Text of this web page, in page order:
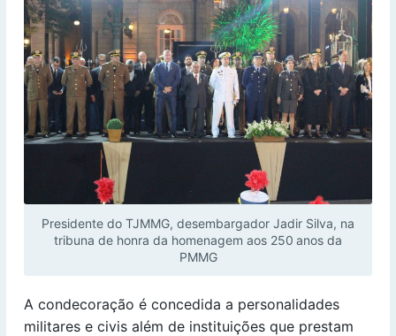
Presidente do TJMMG, desembargador Jadir Silva, na
tribuna de honra da homenagem aos 250 anos da
PMMG
A condecoração é concedida a personalidades
militares e civis além de instituições que prestam